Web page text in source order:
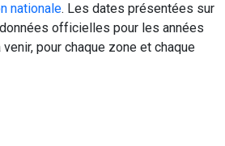
nationale. Les dates présentées sur
officielles pour les années
pour chaque zone et chaque